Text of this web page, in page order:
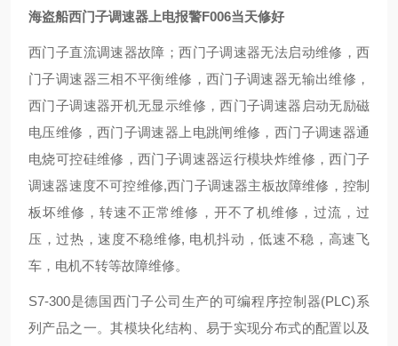
海盗船西门子调速器上电报警F006当天修好
西门子直流调速器故障；西门子调速器无法启动维修，西
门子调速器三相不平衡维修，西门子调速器无输出维修，
西门子调速器开机无显示维修，西门子调速器启动无励磁
电压维修，西门子调速器上电跳闸维修，西门子调速器通
电烧可控硅维修，西门子调速器运行模块炸维修，西门子
调速器速度不可控维修,西门子调速器主板故障维修，控制
板坏维修，转速不正常维修，开不了机维修，过流，过
压，过热，速度不稳维修, 电机抖动，低速不稳，高速飞
车，电机不转等故障维修。
S7-300是德国西门子公司生产的可编程序控制器(PLC)系
列产品之一。其模块化结构、易于实现分布式的配置以及